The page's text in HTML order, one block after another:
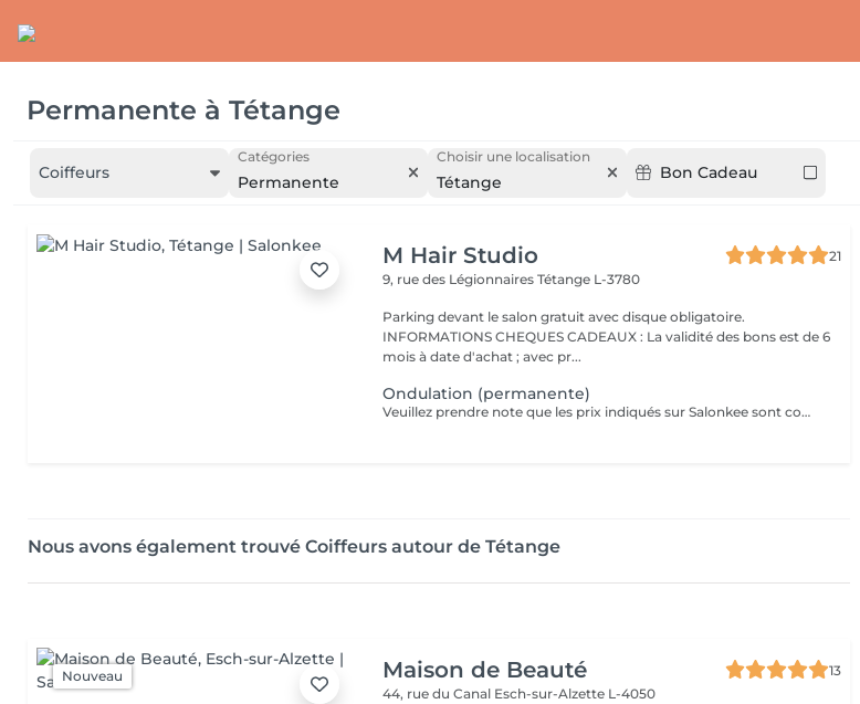
Permanente à Tétange
Coiffeurs
Catégories
Permanente
Choisir une localisation
Tétange Bon Cadeau
M Hair Studio
21
9, rue des LégionnairesTétange L-3780
Parking devant le salon gratuit avec disque obligatoire.
INFORMATIONS CHEQUES CADEAUX : La validité des bons est de 6
mois à date d'achat ; avec pr...
Ondulation (permanente)
Veuillez prendre note que les prix indiqués sur Salonkee sont communiqués à titre informatif et s'entendent de base. Ces derniers sont susceptibles de varier selon le diagnostic réalisé à votre arrivée au salon et l'expertise du professionnel à qui vous confiez votre beauté. Dans tous les cas, un devis précis vous sera proposé et toutes réalisations de prestations seront effectuées avec votre accord. Un grand merci d'avance pour votre compréhension. Au plaisir de vous recevoir très vite.
Nous avons également trouvé Coiffeurs autour de Tétange
Nouveau Maison de Beauté
13
44, rue du Canal Esch-sur-Alzette L-4050